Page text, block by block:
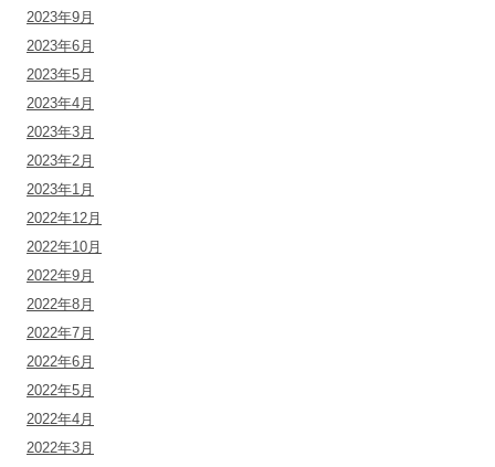
2023年9月
2023年6月
2023年5月
2023年4月
2023年3月
2023年2月
2023年1月
2022年12月
2022年10月
2022年9月
2022年8月
2022年7月
2022年6月
2022年5月
2022年4月
2022年3月